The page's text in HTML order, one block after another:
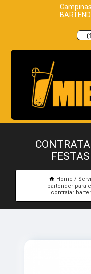
Home
bartender para
contratar